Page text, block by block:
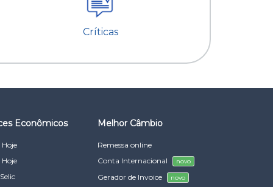
Críticas
Econômicos
Hoje
Hoje
Melhor Câmbio
Remessa online
Conta Internacional
novo
Gerador de Invoice novo